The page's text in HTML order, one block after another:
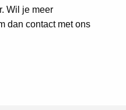
Wil je meer
dan contact met ons